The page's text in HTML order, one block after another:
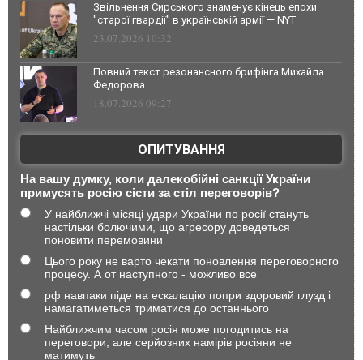
Звільнення Сирського знаменує кінець епохи
"старої гвардії" в українській армії — NYT
23.07.2026 10:32
Повний текст резонансного брифінга Михайла
Федорова
18.07.2026 09:27
ОПИТУВАННЯ
На вашу думку, коли далекобійні санкції України
примусять росію сісти за стіл переговорів?
У найближчі місяці удари України по росії стануть
настільки болючими, що агресору доведеться
поновити перемовини
Цього року не варто чекати поновлення переговорного
процесу. А от наступного - можливо все
рф навпаки піде на ескалацію попри здоровий глузд і
намагатиметься триматися до останнього
Найближчим часом росія може погодитись на
переговори, але серйозних намірів росіяни не
матимуть